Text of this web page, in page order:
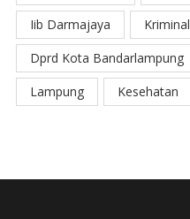
Iib Darmajaya
Kriminal
Dprd Kota Bandarlampung
Lampung
Kesehatan